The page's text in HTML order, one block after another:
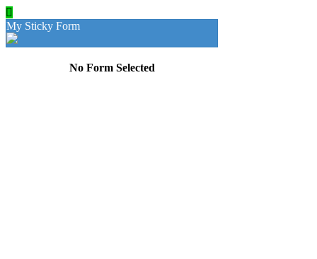
My Sticky Form
No Form Selected